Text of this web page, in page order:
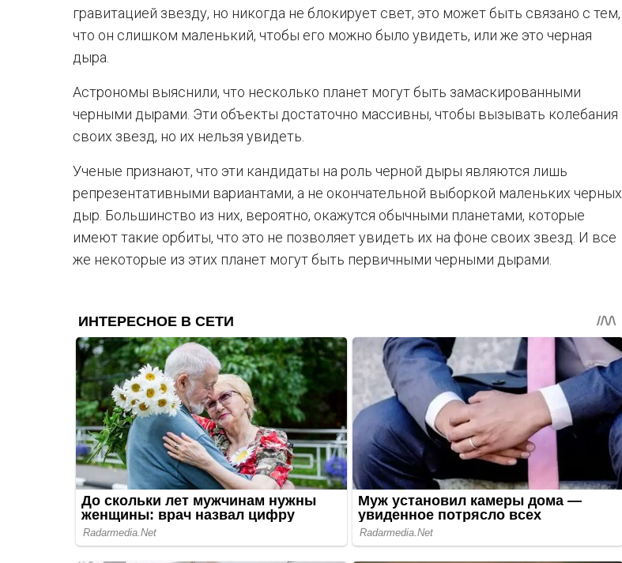
гравитацией звезду, но никогда не блокирует свет, это может быть связано с тем,
что он слишком маленький, чтобы его можно было увидеть, или же это черная
дыра.
Астрономы выяснили, что несколько планет могут быть замаскированными
черными дырами. Эти объекты достаточно массивны, чтобы вызывать колебания
своих звезд, но их нельзя увидеть.
Ученые признают, что эти кандидаты на роль черной дыры являются лишь
репрезентативными вариантами, а не окончательной выборкой маленьких черных
дыр. Большинство из них, вероятно, окажутся обычными планетами, которые
имеют такие орбиты, что это не позволяет увидеть их на фоне своих звезд. И все
же некоторые из этих планет могут быть первичными черными дырами.